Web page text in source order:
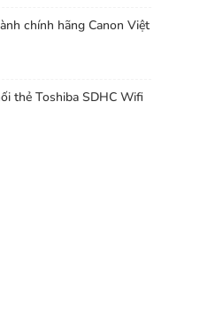
chính hãng Canon Việt
thẻ Toshiba SDHC Wifi